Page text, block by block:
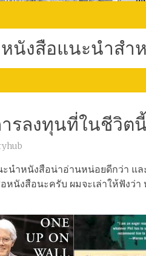
หนังสือแนะนำสำ
รลงทุนที่ในชีวิต
นำหนังสือน่าอ่านหน่อยดีกว่า แ
หนังสือนะครับ ผมจะเล่าให้ฟังว่